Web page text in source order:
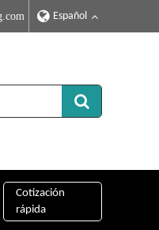
Español
Cotización
rápida